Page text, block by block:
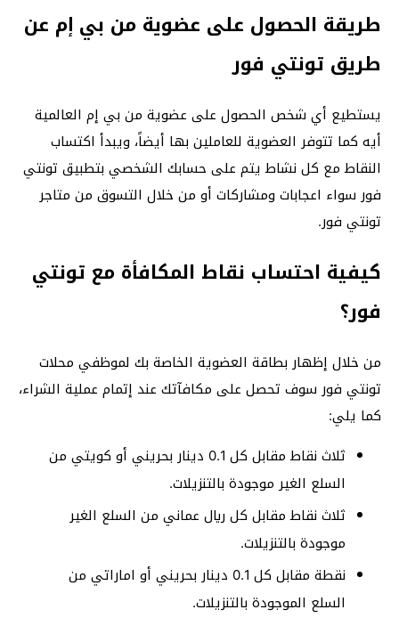
طريقة الحصول على عضوية من بي إم عن
طريق تونتي فور
يستطيع أي شخص الحصول على عضوية من بي إم العالمية
أيه كما تتوفر العضوية للعاملين بها أيضاً، ويبدأ اكتساب
النقاط مع كل نشاط يتم على حسابك الشخصي بتطبيق تونتي
فور سواء اعجابات ومشاركات أو من خلال التسوق من متاجر
تونتي فور.
كيفية احتساب نقاط المكافأة مع تونتي
فور؟
من خلال إظهار بطاقة العضوية الخاصة بك لموظفي محلات
تونتي فور سوف تحصل على مكافآتك عند إتمام عملية الشراء،
كما يلي:
ثلاث نقاط مقابل كل 0.1 دينار بحريني أو كويتي من
السلع الغير موجودة بالتنزيلات.
ثلاث نقاط مقابل كل ريال عماني من السلع الغير
موجودة بالتنزيلات.
نقطة مقابل كل 0.1 دينار بحريني أو اماراتي من
السلع الموجودة بالتنزيلات.